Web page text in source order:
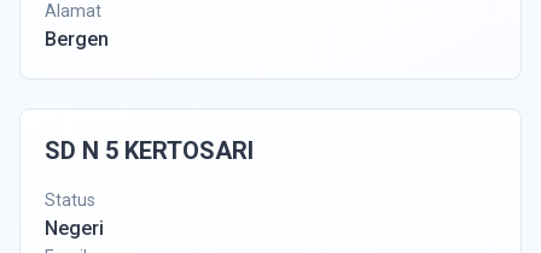
Alamat
Bergen
SD N 5 KERTOSARI
Status
Negeri